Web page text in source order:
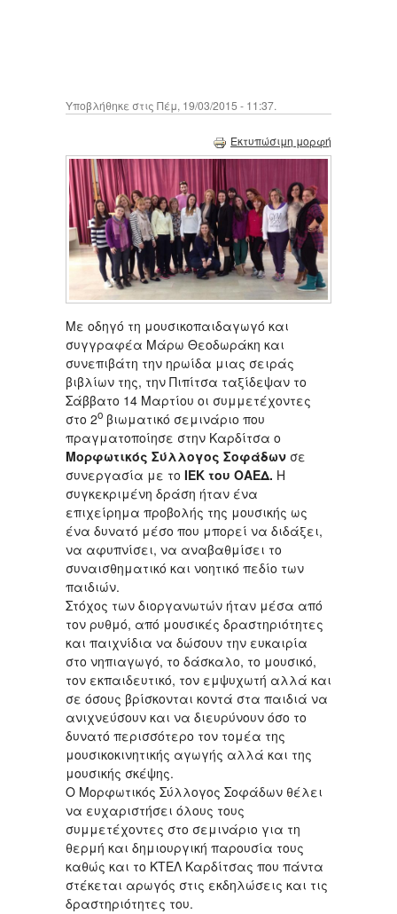
Υποβλήθηκε στις Πέμ, 19/03/2015 - 11:37.
Εκτυπώσιμη μορφή
Με οδηγό τη μουσικοπαιδαγωγό και
συγγραφέα Μάρω Θεοδωράκη και
συνεπιβάτη την ηρωίδα μιας σειράς
βιβλίων της, την Πιπίτσα ταξίδεψαν το
Σάββατο 14 Μαρτίου οι συμμετέχοντες
στο 2ο βιωματικό σεμινάριο που
πραγματοποίησε στην Καρδίτσα ο
Μορφωτικός Σύλλογος Σοφάδων σε
συνεργασία με το ΙΕΚ του ΟΑΕΔ. Η
συγκεκριμένη δράση ήταν ένα
επιχείρημα προβολής της μουσικής ως
ένα δυνατό μέσο που μπορεί να διδάξει,
να αφυπνίσει, να αναβαθμίσει το
συναισθηματικό και νοητικό πεδίο των
παιδιών.
Στόχος των διοργανωτών ήταν μέσα από
τον ρυθμό, από μουσικές δραστηριότητες
και παιχνίδια να δώσουν την ευκαιρία
στο νηπιαγωγό, το δάσκαλο, το μουσικό,
τον εκπαιδευτικό, τον εμψυχωτή αλλά και
σε όσους βρίσκονται κοντά στα παιδιά να
ανιχνεύσουν και να διευρύνουν όσο το
δυνατό περισσότερο τον τομέα της
μουσικοκινητικής αγωγής αλλά και της
μουσικής σκέψης.
Ο Μορφωτικός Σύλλογος Σοφάδων θέλει
να ευχαριστήσει όλους τους
συμμετέχοντες στο σεμινάριο για τη
θερμή και δημιουργική παρουσία τους
καθώς και το ΚΤΕΛ Καρδίτσας που πάντα
στέκεται αρωγός στις εκδηλώσεις και τις
δραστηριότητες του.